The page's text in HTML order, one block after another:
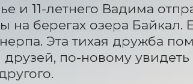
и 11-летнего Вадима
на берегах озера Байкал.
Эта тихая дружба
по-новому